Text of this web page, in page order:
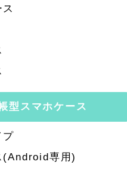
型スマホケース
プ
(Android専用)